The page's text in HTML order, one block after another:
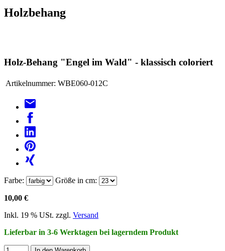
Holzbehang
Holz-Behang "Engel im Wald" - klassisch coloriert
Artikelnummer: WBE060-012C
Farbe: Größe in cm:
10,00 €
Inkl. 19 % USt. zzgl. Versand
Lieferbar in 3-6 Werktagen bei lagerndem Produkt